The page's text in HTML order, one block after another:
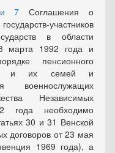
7 Соглашения о
участников
в области
марта 1992 года и
пенсионного
и их семей и
военнослужащих
Независимых
года необходимо
30 и 31 Венской
договоров от 23 мая
1969 года), а